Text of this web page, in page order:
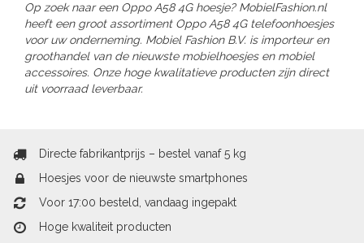
Op zoek naar een Oppo A58 4G hoesje? MobielFashion.nl
heeft een groot assortiment Oppo A58 4G telefoonhoesjes
voor uw onderneming. Mobiel Fashion B.V. is importeur en
groothandel van de nieuwste mobielhoesjes en mobiel
accessoires. Onze hoge kwalitatieve producten zijn direct
uit voorraad leverbaar.
Directe fabrikantprijs – bestel vanaf 5 kg
Hoesjes voor de nieuwste smartphones
Voor 17:00 besteld, vandaag ingepakt
Hoge kwaliteit producten